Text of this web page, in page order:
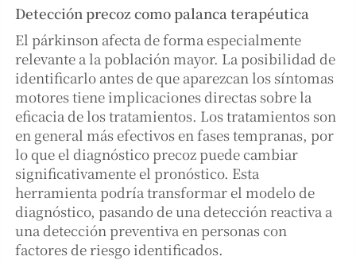
Detección precoz como palanca terapéutica
El párkinson afecta de forma especialmente
relevante a la población mayor. La posibilidad de
identificarlo antes de que aparezcan los síntomas
motores tiene implicaciones directas sobre la
eficacia de los tratamientos. Los tratamientos son
en general más efectivos en fases tempranas, por
lo que el diagnóstico precoz puede cambiar
significativamente el pronóstico. Esta
herramienta podría transformar el modelo de
diagnóstico, pasando de una detección reactiva a
una detección preventiva en personas con
factores de riesgo identificados.